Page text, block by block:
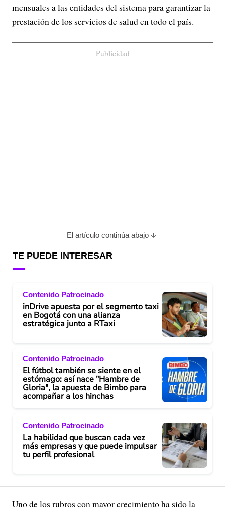
mensuales a las entidades del sistema para garantizar la
prestación de los servicios de salud en todo el país.
Publicidad
El artículo continúa abajo
TE PUEDE INTERESAR
Contenido Patrocinado
inDrive apuesta por el segmento taxi
en Bogotá con una alianza
estratégica junto a RTaxi
Contenido Patrocinado
El fútbol también se siente en el
estómago: así nace "Hambre de
Gloria", la apuesta de Bimbo para
acompañar a los hinchas
Contenido Patrocinado
La habilidad que buscan cada vez
más empresas y que puede impulsar
tu perfil profesional
Uno de los rubros con mayor crecimiento ha sido la